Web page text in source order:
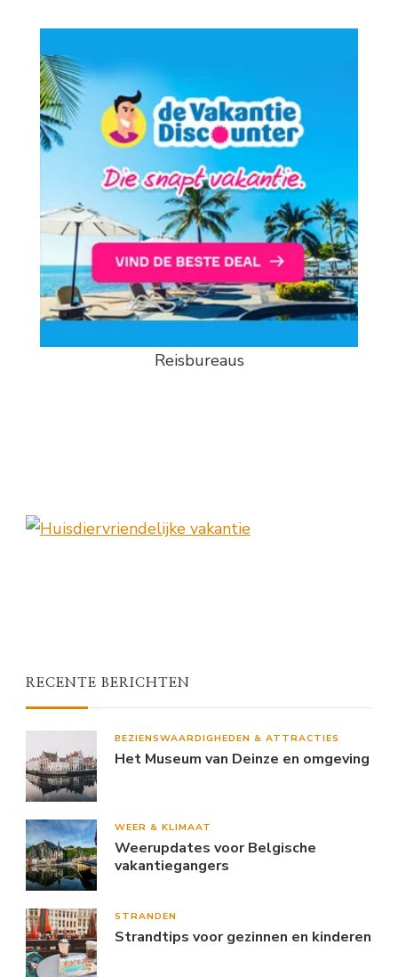
Reisbureaus
RECENTE BERICHTEN
BEZIENSWAARDIGHEDEN & ATTRACTIES
Het Museum van Deinze en omgeving
WEER & KLIMAAT
Weerupdates voor Belgische
vakantiegangers
STRANDEN
Strandtips voor gezinnen en kinderen